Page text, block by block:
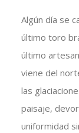
Algún día se
último toro
último
viene del
las
paisaje,
uniformidad